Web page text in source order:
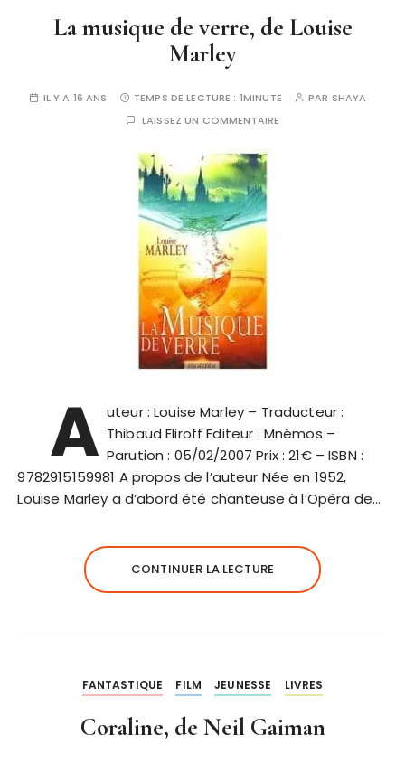
La musique de verre, de Louise
Marley
IL Y A 16 ANS TEMPS DE LECTURE : 1MINUTE PAR SHAYA
LAISSEZ UN COMMENTAIRE
A uteur : Louise Marley – Traducteur :
Thibaud Eliroff Editeur : Mnémos –
Parution : 05/02/2007 Prix : 21€ – ISBN :
9782915159981 A propos de l’auteur Née en 1952,
Louise Marley a d’abord été chanteuse à l’Opéra de…
CONTINUER LA LECTURE
FANTASTIQUE FILM JEUNESSE LIVRES
Coraline, de Neil Gaiman